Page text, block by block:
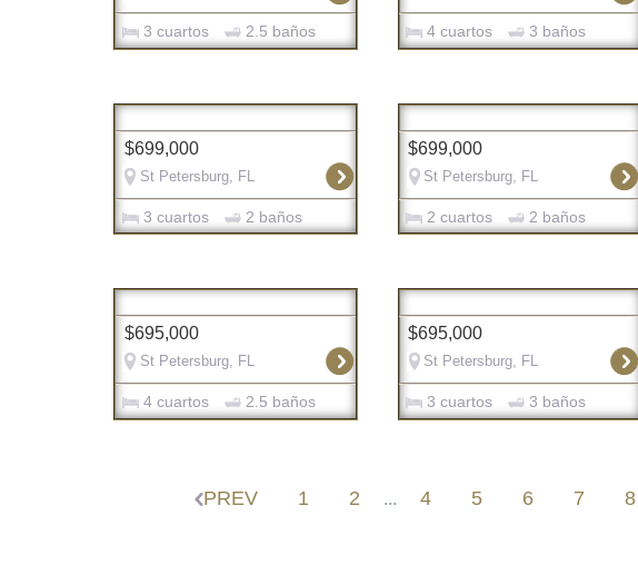
3 cuartos 2.5 baños 4 cuartos 3 baños
$699,000
St Petersburg, FL
3 cuartos 2 baños
$699,000
St Petersburg, FL
2 cuartos 2 baños
$695,000
St Petersburg, FL
4 cuartos 2.5 baños
$695,000
St Petersburg, FL
3 cuartos 3 baños
PREV 1 2 ... 4 5 6 7 8